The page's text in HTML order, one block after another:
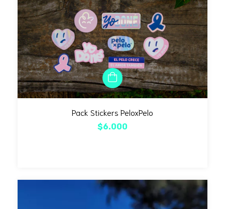
Pack Stickers PeloxPelo
$6.000